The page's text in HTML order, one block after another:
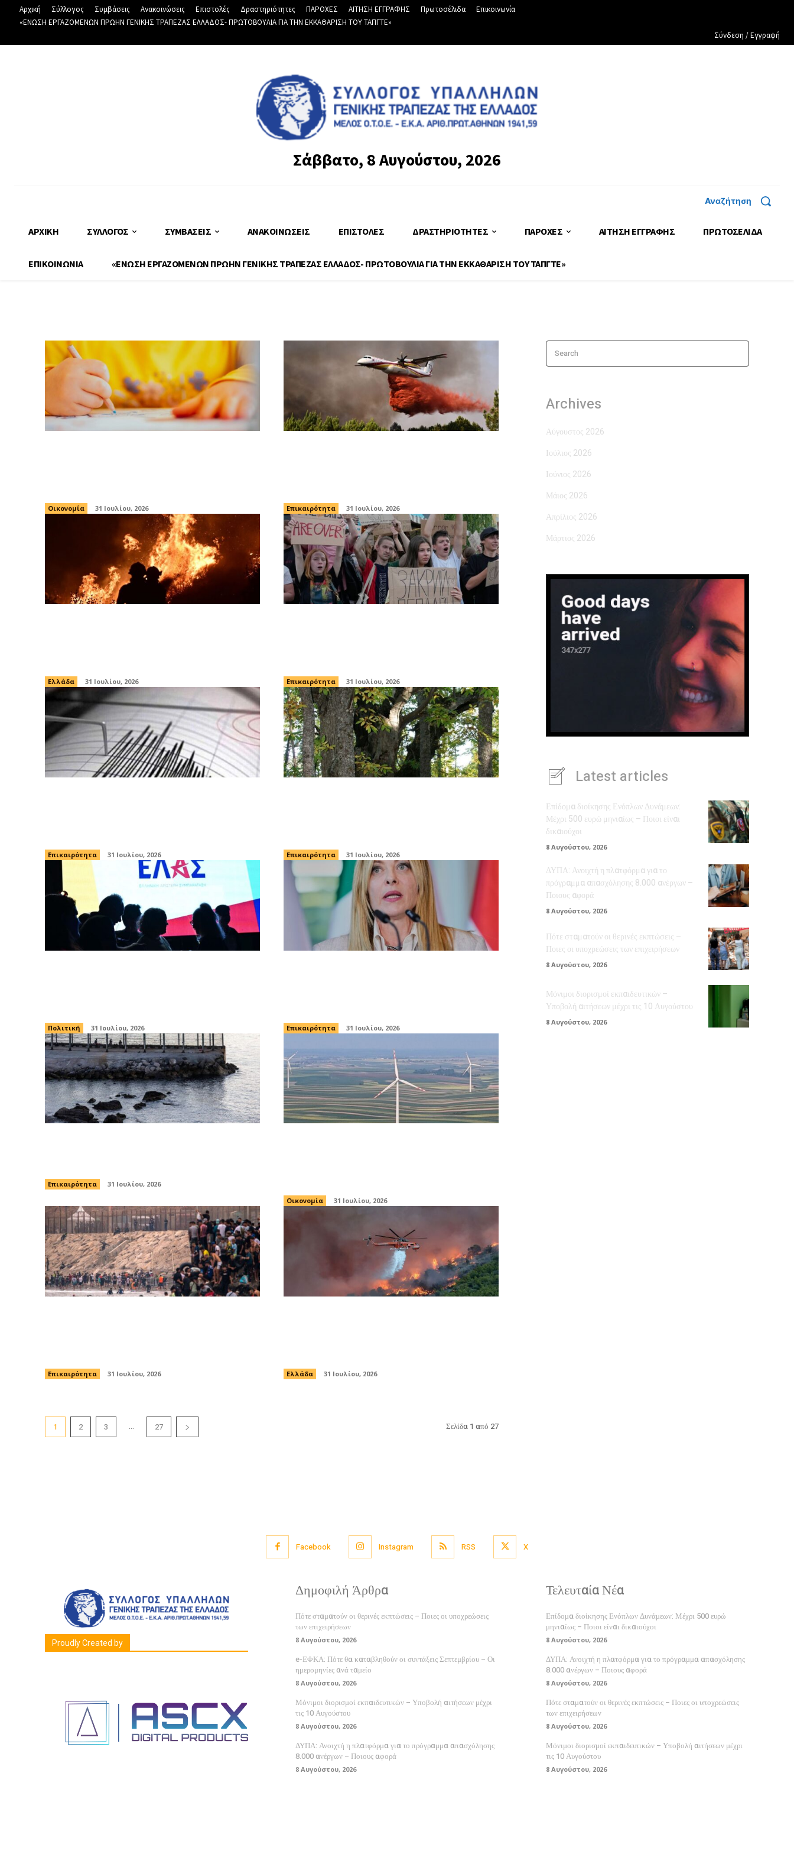
Αρχική Σύλλογος Συμβάσεις Ανακοινώσεις Επιστολές Δραστηριότητες ΠΑΡΟΧΕΣ ΑΙΤΗΣΗ ΕΓΓΡΑΦΗΣ Πρωτοσέλιδα
Επικοινωνία
«ΕΝΩΣΗ ΕΡΓΑΖΟΜΕΝΩΝ ΠΡΩΗΝ ΓΕΝΙΚΗΣ ΤΡΑΠΕΖΑΣ ΕΛΛΑΔΟΣ- ΠΡΩΤΟΒΟΥΛΙΑ ΓΙΑ ΤΗΝ ΕΚΚΑΘΑΡΙΣΗ ΤΟΥ ΤΑΠΓΤΕ»
Σύνδεση / Εγγραφή
Σάββατο, 8 Αυγούστου, 2026
Αναζήτηση
ΑΡΧΙΚΉ ΣΎΛΛΟΓΟΣ ΣΥΜΒΆΣΕΙΣ ΑΝΑΚΟΙΝΏΣΕΙΣ ΕΠΙΣΤΟΛΈΣ ΔΡΑΣΤΗΡΙΌΤΗΤΕΣ ΠΑΡΟΧΕΣ ΑΙΤΗΣΗ ΕΓΓΡΑΦΗΣ ΠΡΩΤΟΣΈΛΙΔΑ
ΕΠΙΚΟΙΝΩΝΊΑ «ΕΝΩΣΗ ΕΡΓΑΖΟΜΕΝΩΝ ΠΡΩΗΝ ΓΕΝΙΚΗΣ ΤΡΑΠΕΖΑΣ ΕΛΛΑΔΟΣ- ΠΡΩΤΟΒΟΥΛΙΑ ΓΙΑ ΤΗΝ ΕΚΚΑΘΑΡΙΣΗ ΤΟΥ ΤΑΠΓΤΕ»
Οικονομία 31 Ιουλίου, 2026 Επικαιρότητα 31 Ιουλίου, 2026
Ελλάδα 31 Ιουλίου, 2026 Επικαιρότητα 31 Ιουλίου, 2026
Επικαιρότητα 31 Ιουλίου, 2026 Επικαιρότητα 31 Ιουλίου, 2026
Πολιτική 31 Ιουλίου, 2026 Επικαιρότητα 31 Ιουλίου, 2026
Επικαιρότητα 31 Ιουλίου, 2026
Οικονομία 31 Ιουλίου, 2026
Επικαιρότητα 31 Ιουλίου, 2026 Ελλάδα 31 Ιουλίου, 2026
1 2 3 ... 27 Σελίδα 1 από 27
Search
Archives
Αύγουστος 2026
Ιούλιος 2026
Ιούνιος 2026
Μάιος 2026
Απρίλιος 2026
Μάρτιος 2026
Latest articles
Επίδομα διοίκησης Ενόπλων Δυνάμεων:
Μέχρι 500 ευρώ μηνιαίως – Ποιοι είναι
δικαιούχοι
8 Αυγούστου, 2026
ΔΥΠΑ: Ανοιχτή η πλατφόρμα για το
πρόγραμμα απασχόλησης 8.000 ανέργων –
Ποιους αφορά
8 Αυγούστου, 2026
Πότε σταματούν οι θερινές εκπτώσεις –
Ποιες οι υποχρεώσεις των επιχειρήσεων
8 Αυγούστου, 2026
Μόνιμοι διορισμοί εκπαιδευτικών –
Υποβολή αιτήσεων μέχρι τις 10 Αυγούστου
8 Αυγούστου, 2026
Facebook Instagram RSS X
Proudly Created by
Δημοφιλή Άρθρα
Πότε σταματούν οι θερινές εκπτώσεις – Ποιες οι υποχρεώσεις
των επιχειρήσεων
8 Αυγούστου, 2026
e-ΕΦΚΑ: Πότε θα καταβληθούν οι συντάξεις Σεπτεμβρίου – Οι
ημερομηνίες ανά ταμείο
8 Αυγούστου, 2026
Μόνιμοι διορισμοί εκπαιδευτικών – Υποβολή αιτήσεων μέχρι
τις 10 Αυγούστου
8 Αυγούστου, 2026
ΔΥΠΑ: Ανοιχτή η πλατφόρμα για το πρόγραμμα απασχόλησης
8.000 ανέργων – Ποιους αφορά
8 Αυγούστου, 2026
Τελευταία Νέα
Επίδομα διοίκησης Ενόπλων Δυνάμεων: Μέχρι 500 ευρώ
μηνιαίως – Ποιοι είναι δικαιούχοι
8 Αυγούστου, 2026
ΔΥΠΑ: Ανοιχτή η πλατφόρμα για το πρόγραμμα απασχόλησης
8.000 ανέργων – Ποιους αφορά
8 Αυγούστου, 2026
Πότε σταματούν οι θερινές εκπτώσεις – Ποιες οι υποχρεώσεις
των επιχειρήσεων
8 Αυγούστου, 2026
Μόνιμοι διορισμοί εκπαιδευτικών – Υποβολή αιτήσεων μέχρι
τις 10 Αυγούστου
8 Αυγούστου, 2026